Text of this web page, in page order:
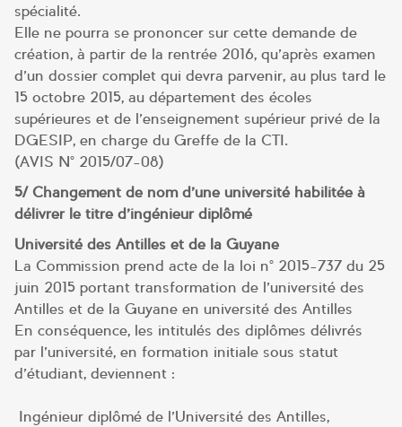
spécialité.
Elle ne pourra se prononcer sur cette demande de
création, à partir de la rentrée 2016, qu’après examen
d’un dossier complet qui devra parvenir, au plus tard le
15 octobre 2015, au département des écoles
supérieures et de l’enseignement supérieur privé de la
DGESIP, en charge du Greffe de la CTI.
(AVIS N° 2015/07-08)
5/ Changement de nom d’une université habilitée à
délivrer le titre d’ingénieur diplômé
Université des Antilles et de la Guyane
La Commission prend acte de la loi n° 2015-737 du 25
juin 2015 portant transformation de l’université des
Antilles et de la Guyane en université des Antilles
En conséquence, les intitulés des diplômes délivrés
par l’université, en formation initiale sous statut
d’étudiant, deviennent :
Ingénieur diplômé de l’Université des Antilles,